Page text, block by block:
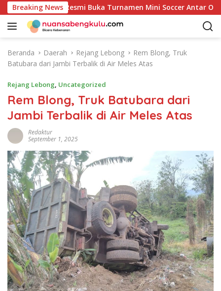
a
Breaking News
Bupati Kaur Resmi Buka Turnamen Mini Soccer Antar OPD
Beranda Daerah Rejang Lebong
Rem Blong, Truk
Batubara dari Jambi Terbalik di Air Meles Atas
Rejang Lebong, Uncategorized
Rem Blong, Truk Batubara dari
Jambi Terbalik di Air Meles Atas
Redaktur
September 1, 2025